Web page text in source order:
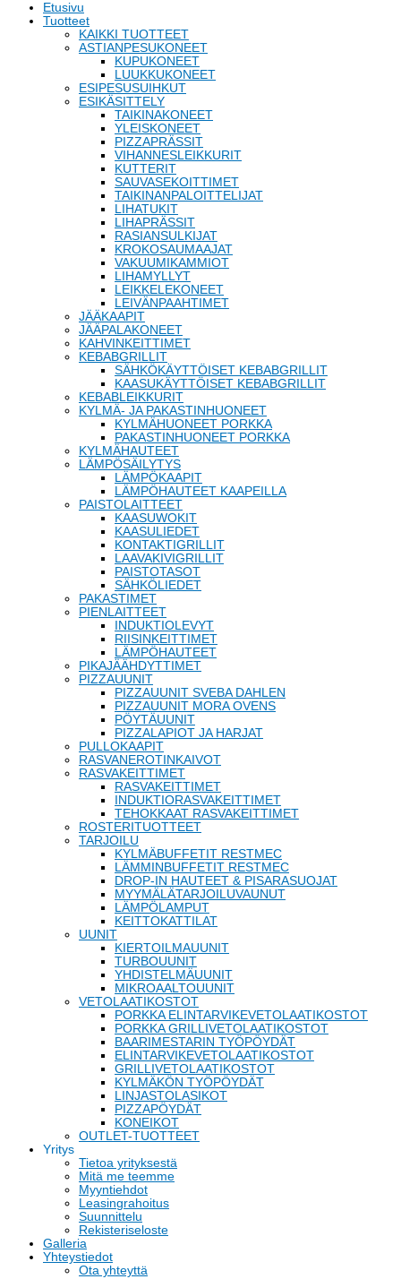
Etusivu
Tuotteet
KAIKKI TUOTTEET
ASTIANPESUKONEET
KUPUKONEET
LUUKKUKONEET
ESIPESUSUIHKUT
ESIKÄSITTELY
TAIKINAKONEET
YLEISKONEET
PIZZAPRÄSSIT
VIHANNESLEIKKURIT
KUTTERIT
SAUVASEKOITTIMET
TAIKINANPALOITTELIJAT
LIHATUKIT
LIHAPRÄSSIT
RASIANSULKIJAT
KROKOSAUMAAJAT
VAKUUMIKAMMIOT
LIHAMYLLYT
LEIKKELEKONEET
LEIVÄNPAAHTIMET
JÄÄKAAPIT
JÄÄPALAKONEET
KAHVINKEITTIMET
KEBABGRILLIT
SÄHKÖKÄYTTÖISET KEBABGRILLIT
KAASUKÄYTTÖISET KEBABGRILLIT
KEBABLEIKKURIT
KYLMÄ- JA PAKASTINHUONEET
KYLMÄHUONEET PORKKA
PAKASTINHUONEET PORKKA
KYLMÄHAUTEET
LÄMPÖSÄILYTYS
LÄMPÖKAAPIT
LÄMPÖHAUTEET KAAPEILLA
PAISTOLAITTEET
KAASUWOKIT
KAASULIEDET
KONTAKTIGRILLIT
LAAVAKIVIGRILLIT
PAISTOTASOT
SÄHKÖLIEDET
PAKASTIMET
PIENLAITTEET
INDUKTIOLEVYT
RIISINKEITTIMET
LÄMPÖHAUTEET
PIKAJÄÄHDYTTIMET
PIZZAUUNIT
PIZZAUUNIT SVEBA DAHLEN
PIZZAUUNIT MORA OVENS
PÖYTÄUUNIT
PIZZALAPIOT JA HARJAT
PULLOKAAPIT
RASVANEROTINKAIVOT
RASVAKEITTIMET
RASVAKEITTIMET
INDUKTIORASVAKEITTIMET
TEHOKKAAT RASVAKEITTIMET
ROSTERITUOTTEET
TARJOILU
KYLMÄBUFFETIT RESTMEC
LÄMMINBUFFETIT RESTMEC
DROP-IN HAUTEET & PISARASUOJAT
MYYMÄLÄTARJOILUVAUNUT
LÄMPÖLAMPUT
KEITTOKATTILAT
UUNIT
KIERTOILMAUUNIT
TURBOUUNIT
YHDISTELMÄUUNIT
MIKROAALTOUUNIT
VETOLAATIKOSTOT
PORKKA ELINTARVIKEVETOLAATIKOSTOT
PORKKA GRILLIVETOLAATIKOSTOT
BAARIMESTARIN TYÖPÖYDÄT
ELINTARVIKEVETOLAATIKOSTOT
GRILLIVETOLAATIKOSTOT
KYLMÄKÖN TYÖPÖYDÄT
LINJASTOLASIKOT
PIZZAPÖYDÄT
KONEIKOT
OUTLET-TUOTTEET
Yritys
Tietoa yrityksestä
Mitä me teemme
Myyntiehdot
Leasingrahoitus
Suunnittelu
Rekisteriseloste
Galleria
Yhteystiedot
Ota yhteyttä